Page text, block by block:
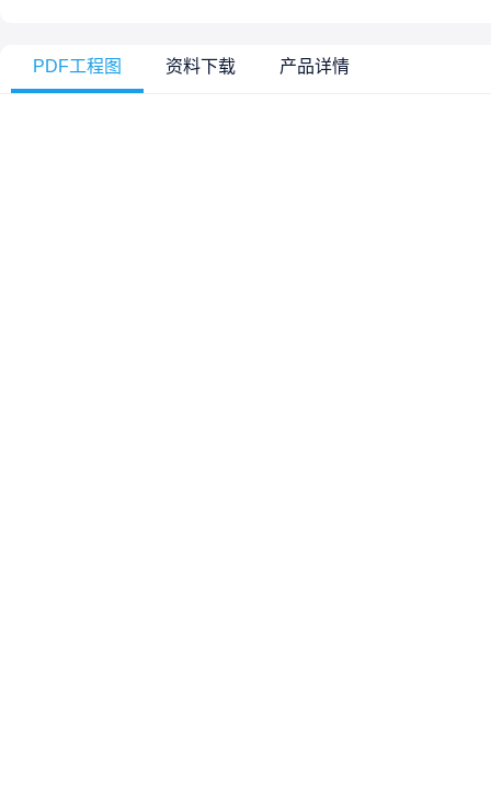
PDF工程图 资料下载 产品详情